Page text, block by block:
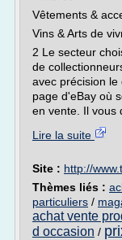
Vêtements &
Vins & Arts de
2 Le secteur
de
avec précision
page d'eBay où
en vente. Il vous
Lire la suite
Site : http://
Thèmes liés :
particuliers /
achat vente
d occasion /